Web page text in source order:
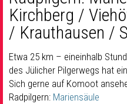
16 Gemeinden & mehr
Gottesdienste & Sinnsuche
Sakramente & Feste
Gemeinschaft & Soziales
Kirchberg /
/ Krauthausen /
Etwa 25 km – eineinhalb
des Jülicher Pilgerwegs hat
Sich gerne auf Komoot
Radpilgern: Mariensäule